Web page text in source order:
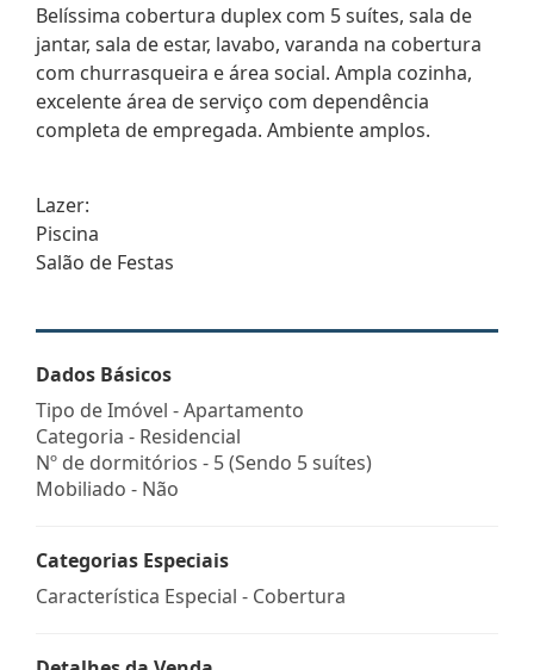
Belíssima cobertura duplex com 5 suítes, sala de
jantar, sala de estar, lavabo, varanda na cobertura
com churrasqueira e área social. Ampla cozinha,
excelente área de serviço com dependência
completa de empregada. Ambiente amplos.
Lazer:
Piscina
Salão de Festas
Dados Básicos
Tipo de Imóvel - Apartamento
Categoria - Residencial
Nº de dormitórios - 5 (Sendo 5 suítes)
Mobiliado - Não
Categorias Especiais
Característica Especial - Cobertura